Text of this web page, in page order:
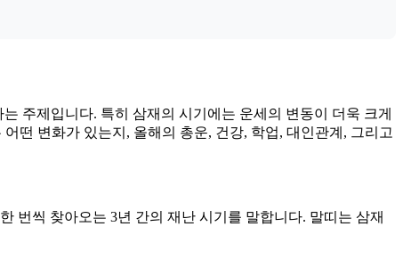
주제입니다. 특히 삼재의 시기에는 운세의 변동이 더욱 크게
떤 변화가 있는지, 올해의 총운, 건강, 학업, 대인관계, 그리고
번씩 찾아오는 3년 간의 재난 시기를 말합니다. 말띠는 삼재